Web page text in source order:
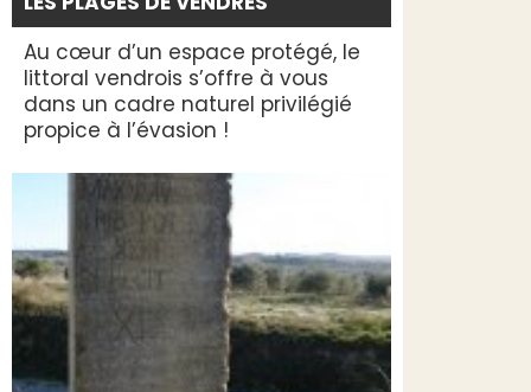
Au cœur d’un espace protégé, le
littoral vendrois s’offre à vous
dans un cadre naturel privilégié
propice à l’évasion !